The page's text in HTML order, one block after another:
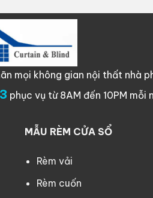
mọi không gian nội thất nhà
phục vụ từ 8AM đến 10PM mỗi
MẪU RÈM CỬA SỔ
Rèm vải
Rèm cuốn